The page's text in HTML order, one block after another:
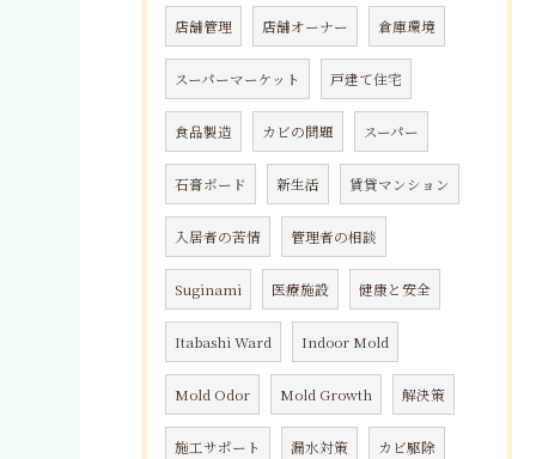
店舗管理 店舗オーナー 倉庫環境
スーパーマーケット 戸建て住宅
食品製造 カビの問題 スーパー
石膏ボード 新生活 賃貸マンション
入居者の苦情 管理者の相談
Suginami 医療施設 健康と安全
Itabashi Ward Indoor Mold
Mold Odor Mold Growth 解決策
施工サポート 漏水対策 カビ駆除